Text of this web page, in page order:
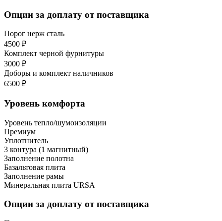
Опции за доплату от поставщика
Порог нерж сталь
4500 ₽
Комплект черной фурнитуры
3000 ₽
Доборы и комплект наличников
6500 ₽
Уровень комфорта
Уровень тепло/шумоизоляции
Премиум
Уплотнитель
3 контура (1 магнитный)
Заполнение полотна
Базальтовая плита
Заполнение рамы
Минеральная плита URSA
Опции за доплату от поставщика